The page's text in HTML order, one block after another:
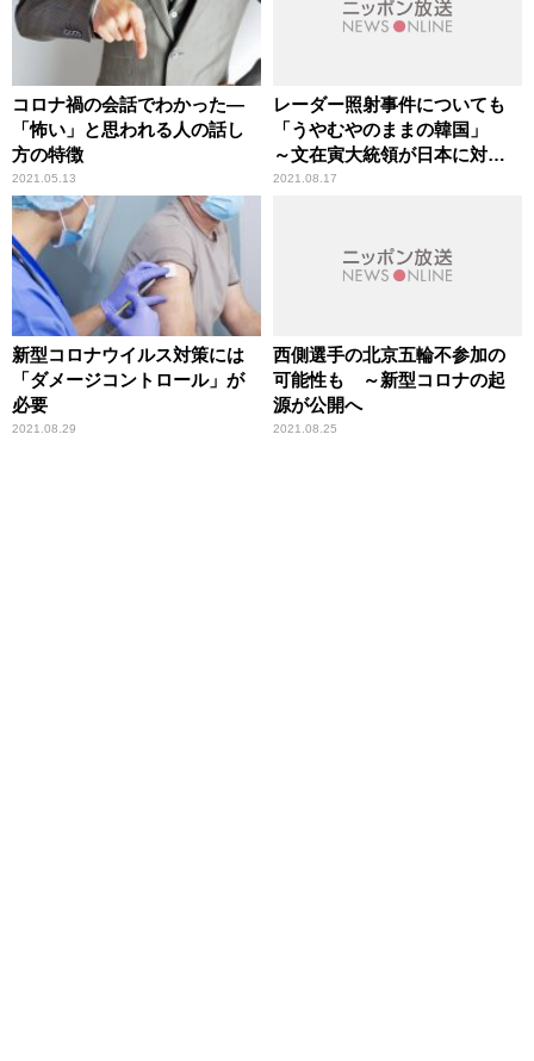
コロナ禍の会話でわかった—
「怖い」と思われる人の話し
方の特徴
2021.05.13
レーダー照射事件についても
「うやむやのままの韓国」
～文在寅大統領が日本に対話
呼びかけも
2021.08.17
新型コロナウイルス対策には
「ダメージコントロール」が
必要
2021.08.29
西側選手の北京五輪不参加の
可能性も ～新型コロナの起
源が公開へ
2021.08.25